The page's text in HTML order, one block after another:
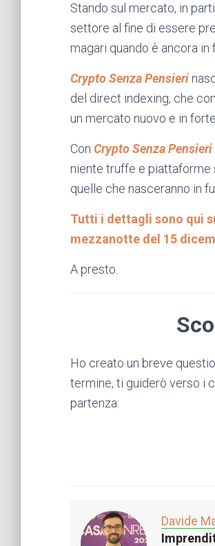
Stando sul mercato, in
settore al fine di essere
magari quando è ancora in
Crypto Senza Pensieri
del direct indexing, che
un mercato nuovo e in
Con Crypto Senza Pensieri
niente truffe e piattaforme
quelle che nasceranno in
Tutti i dettagli sono qui
mezzanotte del 15
A presto.
Ho creato un breve
termine, ti guiderò verso i
partenza:
Davide